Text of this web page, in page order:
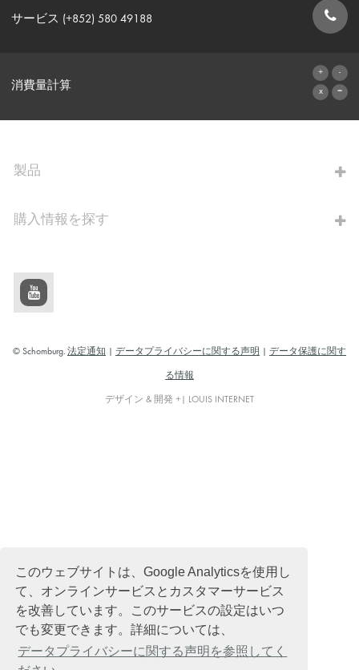
このウェブサイトは、Google Analyticsを使用し
て、オンラインサービスとカスタマーサービス
を改善しています。このサービスの設定はいつ
でも変更できます。詳細については、
データプライバシーに関する声明を参照してく
サービス (+852) 580 49188
消費量計算
製品
購入情報を探す
© Schomburg. 法定通知 データプライバシーに関する声明 データ保護に関す
る情報
デザイン & 開発 +| LOUIS INTERNET